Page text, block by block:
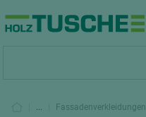
... Fassadenverkleidungen